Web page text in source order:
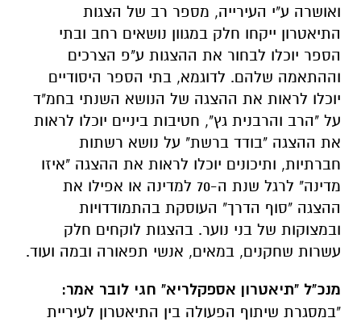
ואושרה ע"י העירייה, מספר רב של הצגות
התיאטרון ייקחו חלק במגוון נושאים רחב ובתי
הספר יוכלו לבחור את ההצגות ע"פ הצרכים
וההתאמה שלהם. לדוגמא, בתי הספר היסודיים
יוכלו לראות את ההצגה של הנושא השנתי בחמ"ד
על "הרב והרבנית גץ", חטיבות ביניים יוכלו לראות
את ההצגה "בודד ברשת" על נושא רשתות
חברתיות, ותיכונים יוכלו לראות את ההצגה "איזו
מדינה" לרגל שנת ה-70 למדינה או אפילו את
ההצגה "סוף הדרך" העוסקת בהתמודדויות
ובמצוקות של בני נוער. בהצגות לוקחים חלק
עשרות שחקנים, במאים, אנשי תפאורה ובמה ועוד.
מנכ"ל "תיאטרון אספקלריא" חגי לובר אמר:
"במסגרת שיתוף הפעולה בין התיאטרון לעיריית